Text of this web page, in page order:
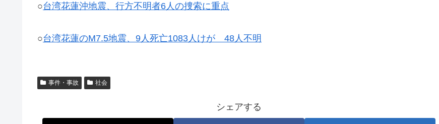
○台湾花蓮沖地震、行方不明者6人の捜索に重点
○台湾花蓮のM7.5地震、9人死亡1083人けが 48人不明
事件・事故 社会
シェアする